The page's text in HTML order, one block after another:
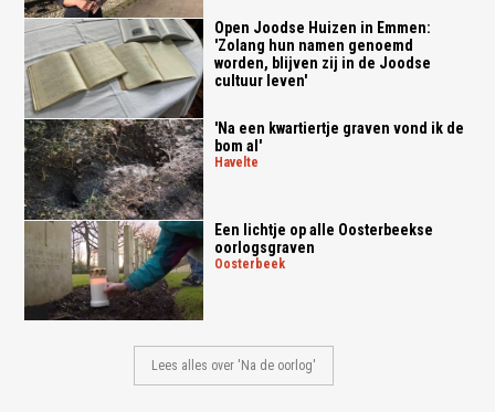
Open Joodse Huizen in Emmen:
'Zolang hun namen genoemd
worden, blijven zij in de Joodse
cultuur leven'
'Na een kwartiertje graven vond ik de
bom al'
havelte
Een lichtje op alle Oosterbeekse
oorlogsgraven
oosterbeek
Lees alles over 'Na de oorlog'